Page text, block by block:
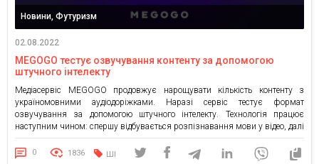
Новини, Футуризм
02.08.2022
MEGOGO тестує озвучування контенту за допомогою
штучного інтелекту
Медіасервіс MEGOGO продовжує нарощувати кількість контенту з
україномовними аудіодоріжками. Наразі сервіс тестує формат
озвучування за допомогою штучного інтелекту. Технологія працює
наступним чином: спершу відбувається розпізнавання мови у відео, далі
процес адаптування в текст, за потреби вносяться правки текст на
оригінальній мові, і тільки після цього «робот» перекладає та озвучує
0 1836 ШІ